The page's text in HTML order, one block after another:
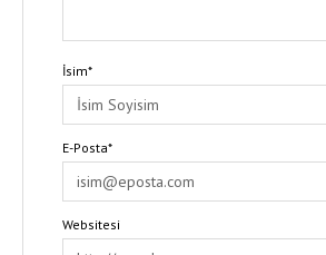
İsim*
E-Posta*
Websitesi